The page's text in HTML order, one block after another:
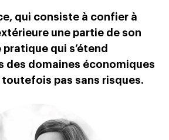
qui consiste à confier à
une partie de son
qui s’étend
des domaines économiques
toutefois pas sans risques.